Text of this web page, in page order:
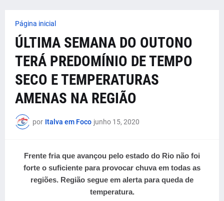
Página inicial
ÚLTIMA SEMANA DO OUTONO
TERÁ PREDOMÍNIO DE TEMPO
SECO E TEMPERATURAS
AMENAS NA REGIÃO
por Italva em Foco junho 15, 2020
Frente fria que avançou pelo estado do Rio não foi
forte o suficiente para provocar chuva em todas as
regiões. Região segue em alerta para queda de
temperatura.